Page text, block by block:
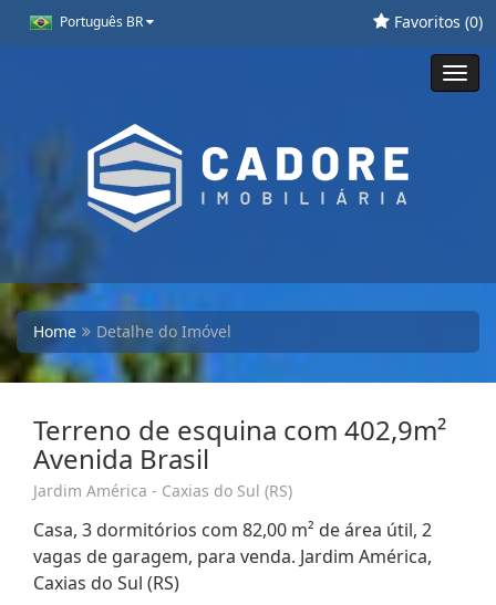
Português BR Favoritos (0)
Home Detalhe do Imóvel
Terreno de esquina com 402,9m²
Avenida Brasil
Jardim América - Caxias do Sul (RS)
Casa, 3 dormitórios com 82,00 m² de área útil, 2
vagas de garagem, para venda. Jardim América,
Caxias do Sul (RS)